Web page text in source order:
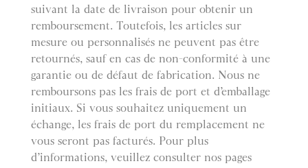
suivant la date de livraison pour obtenir un
remboursement. Toutefois, les articles sur
mesure ou personnalisés ne peuvent pas être
retournés, sauf en cas de non-conformité à une
garantie ou de défaut de fabrication. Nous ne
remboursons pas les frais de port et d’emballage
initiaux. Si vous souhaitez uniquement un
échange, les frais de port du remplacement ne
vous seront pas facturés. Pour plus
d’informations, veuillez consulter nos pages